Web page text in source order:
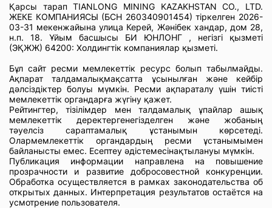
Қарсы тарап TIANLONG MINING KAZAKHSTAN CO., LTD.
ЖЕКЕ КОМПАНИЯСЫ (БСН 260340901454) тіркелген 2026-
03-31 мекенжайына улица Керей, Жәнібек хандар, дом 28,
н.п. 18. Ұйым басшысы БИ ЮНЛОНГ , негізгі қызметі
(ЭҚЖЖ) 64200: Холдингтік компаниялар қызметі.
Бұл сайт ресми мемлекеттік ресурс болып табылмайды.
Ақпарат талдамалықмақсатта ұсынылған және кейбір
дәлсіздіктер болуы мүмкін. Ресми ақпараталу үшін тиісті
мемлекеттік органдарға жүгіну қажет.
Рейтингтер, тізілімдер мен талдамалық ұпайлар ашық
мемлекеттік деректергенегізделген және жобаның
тәуелсіз сараптамалық ұстанымын көрсетеді.
Олармемлекеттік органдардың ресми ұстанымымен
байланысты емес. Есептеу әдістемесінақтылануы мүмкін.
Публикация информации направлена на повышение
прозрачности и развитие добросовестной конкуренции.
Обработка осуществляется в рамках законодательства об
открытых данных. Интерпретация результатов остаётся на
усмотрение пользователя.